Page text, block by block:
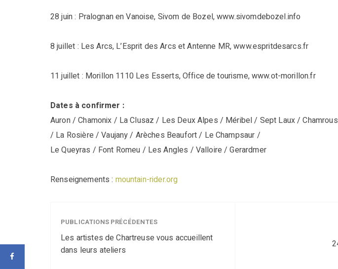
28 juin : Pralognan en Vanoise, Sivom de Bozel, www.sivomdebozel.info
8 juillet : Les Arcs, L’Esprit des Arcs et Antenne MR, www.espritdesarcs.fr
11 juillet : Morillon 1110 Les Esserts, Office de tourisme, www.ot-morillon.fr
Dates à confirmer :
Auron / Chamonix / La Clusaz / Les Deux Alpes / Méribel / Sept Laux /
/ La Rosière / Vaujany / Arèches Beaufort / Le Champsaur /
Le Queyras / Font Romeu / Les Angles / Valloire / Gerardmer
Renseignements : mountain-rider.org
PUBLICATIONS PRÉCÉDENTES
Les artistes de Chartreuse vous accueillent
dans leurs ateliers